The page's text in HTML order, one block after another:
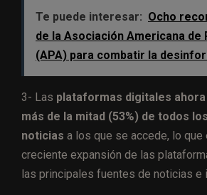
Te puede interesar: Ocho
de la Asociación Americana de
(APA) para combatir la
3- Las plataformas digitales
más de la mitad (53%) de todos
noticias a los que se accede, lo que
creciente expansión de las
las principales fuentes de noticias e